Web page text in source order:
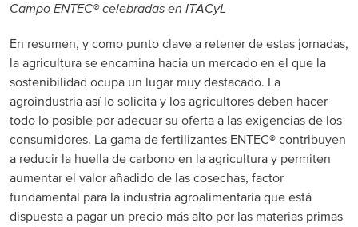
Campo ENTEC® celebradas en ITACyL
En resumen, y como punto clave a retener de estas jornadas,
la agricultura se encamina hacia un mercado en el que la
sostenibilidad ocupa un lugar muy destacado. La
agroindustria así lo solicita y los agricultores deben hacer
todo lo posible por adecuar su oferta a las exigencias de los
consumidores. La gama de fertilizantes ENTEC® contribuyen
a reducir la huella de carbono en la agricultura y permiten
aumentar el valor añadido de las cosechas, factor
fundamental para la industria agroalimentaria que está
dispuesta a pagar un precio más alto por las materias primas